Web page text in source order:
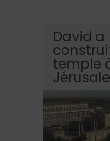
David a
temple